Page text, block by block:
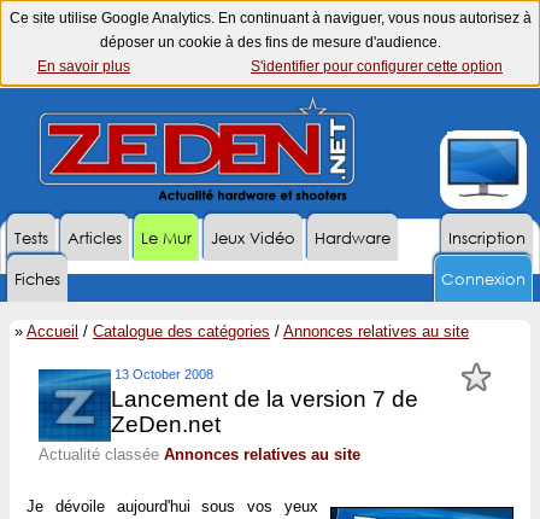
Ce site utilise Google Analytics. En continuant à naviguer, vous nous autorisez à
déposer un cookie à des fins de mesure d'audience.
En savoir plus
S'identifier pour configurer cette option
Inscription
Tests Articles Le Mur Jeux Vidéo
Hardware
Fiches
Connexion
» Accueil / Catalogue des catégories / Annonces relatives au site
13 October 2008
Lancement de la version 7 de
ZeDen.net
Actualité classée Annonces relatives au site
Je dévoile aujourd'hui sous vos yeux